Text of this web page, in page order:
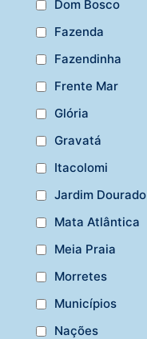
Dom Bosco
Fazenda
Fazendinha
Frente Mar
Glória
Gravatá
Itacolomi
Jardim Dourado
Mata Atlântica
Meia Praia
Morretes
Municípios
Nações